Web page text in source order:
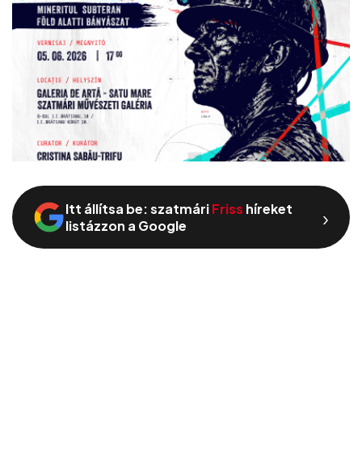
Itt állítsa be: szatmáriFriss híreket
listázzon a Google
›